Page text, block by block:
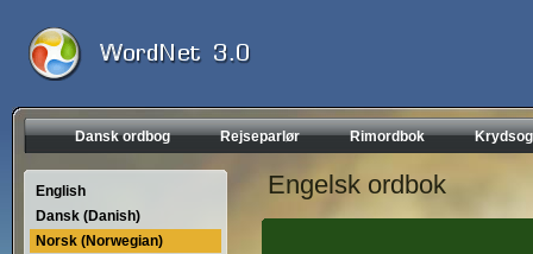
Dansk ordbog Rejseparlør Rimordbok
English
Dansk (Danish)
Norsk (Norwegian)
Engelsk ordbok